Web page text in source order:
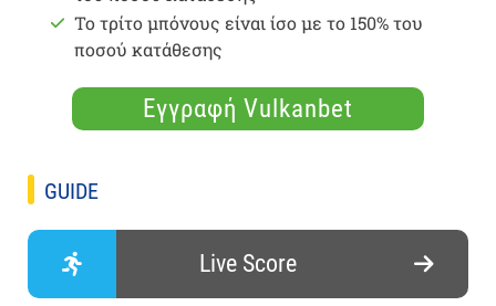
Το τρίτο μπόνους είναι ίσο με το 150% του
ποσού κατάθεσης
Εγγραφή Vulkanbet
GUIDE
Live Score